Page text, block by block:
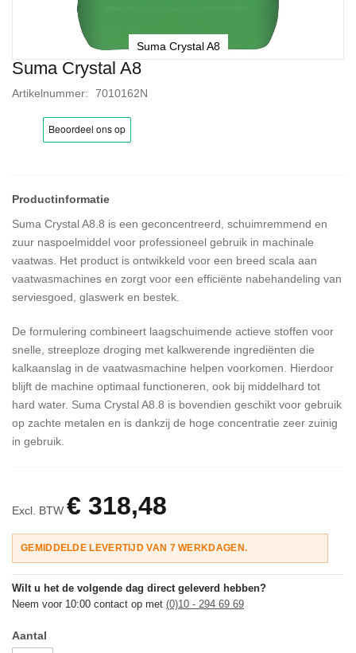
Suma Crystal A8
Artikelnummer 7010162N
Suma Crystal A8.8 is een geconcentreerd, schuimremmend en
zuur naspoelmiddel voor professioneel gebruik in machinale
vaatwas. Het product is ontwikkeld voor een breed scala aan
vaatwasmachines en zorgt voor een efficiënte nabehandeling van
serviesgoed, glaswerk en bestek.
De formulering combineert laagschuimende actieve stoffen voor
snelle, streeploze droging met kalkwerende ingrediënten die
kalkaanslag in de vaatwasmachine helpen voorkomen. Hierdoor
blijft de machine optimaal functioneren, ook bij middelhard tot
hard water. Suma Crystal A8.8 is bovendien geschikt voor gebruik
op zachte metalen en is dankzij de hoge concentratie zeer zuinig
in gebruik.
Excl. BTW € 318,48
GEMIDDELDE LEVERTIJD VAN 7 WERKDAGEN.
Wilt u het de volgende dag direct geleverd hebben?
Neem voor 10:00 contact op met (0)10 - 294 69 69
Aantal
Suma Crystal A8
Ga
het